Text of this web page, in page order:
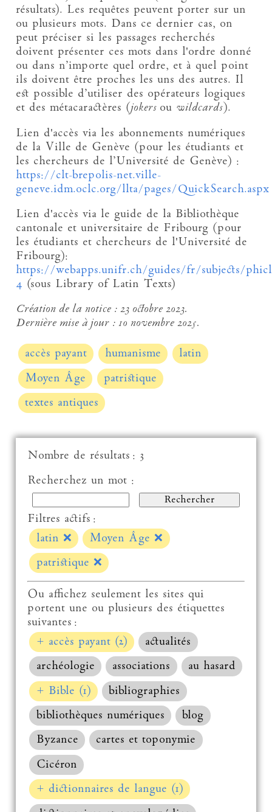
résultats). Les requêtes peuvent porter sur un
ou plusieurs mots. Dans ce dernier cas, on
peut préciser si les passages recherchés
doivent présenter ces mots dans l'ordre donné
ou dans n’importe quel ordre, et à quel point
ils doivent être proches les uns des autres. Il
est possible d’utiliser des opérateurs logiques
et des métacaractères (jokers ou wildcards).
Lien d'accès via les abonnements numériques
de la Ville de Genève (pour les étudiants et
les chercheurs de l’Université de Genève) :
https://clt-brepolis-net.ville-
geneve.idm.oclc.org/llta/pages/QuickSearch.aspx
Lien d'accès via le guide de la Bibliothèque
cantonale et universitaire de Fribourg (pour
les étudiants et chercheurs de l'Université de
Fribourg):
https://webapps.unifr.ch/guides/fr/subjects/
4 (sous Library of Latin Texts)
Création de la notice :23 octobre 2023.
Dernière mise à jour :10 novembre 2025.
accès payant humanisme
latin
Moyen Âge
patristique
textes antiques
Nombre de résultats : 3
Recherchez un mot :
Filtres actifs :
latin ❌ Moyen Âge❌
patristique ❌
Ou affichez seulement les sites qui
portent une ou plusieurs des étiquettes
suivantes :
+ accès payant (2)
actualités
archéologie
associations
au hasard
+ Bible (1)
bibliographies
bibliothèques numériques
blog
Byzance
cartes et toponymie
Cicéron
+ dictionnaires de langue (1)